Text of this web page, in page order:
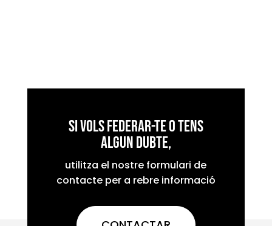
Si vols federar-te o tens
algun dubte,
utilitza el nostre formulari de
contacte per a rebre informació